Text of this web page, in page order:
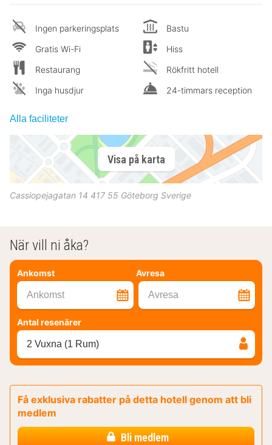
Ingen parkeringsplats
Gratis Wi-Fi
Restaurang
Inga husdjur
Bastu
Hiss
Rökfritt hotell
24-timmars reception
Alla faciliteter
Visa på karta
Cassiopejagatan 14 417 55 Göteborg Sverige
När vill ni åka?
Ankomst Avresa
Ankomst Avresa
Antal resenärer
2 Vuxna (1 Rum)
Få exklusiva rabatter på detta hotell genom att bli
medlem
Bli medlem